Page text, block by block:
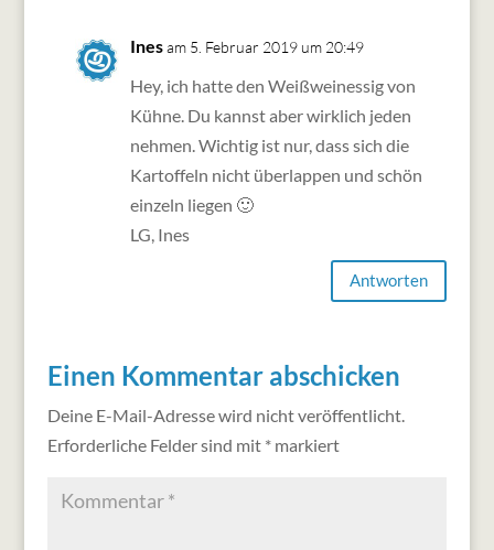
Ines am 5. Februar 2019 um 20:49
Hey, ich hatte den Weißweinessig von
Kühne. Du kannst aber wirklich jeden
nehmen. Wichtig ist nur, dass sich die
Kartoffeln nicht überlappen und schön
einzeln liegen 🙂
LG, Ines
Antworten
Einen Kommentar abschicken
Deine E-Mail-Adresse wird nicht veröffentlicht.
Erforderliche Felder sind mit *markiert